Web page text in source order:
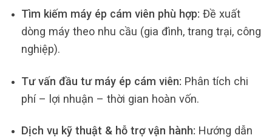
Tìm kiếm máy ép cám viên phù hợp: Đề xuất
dòng máy theo nhu cầu (gia đình, trang trại, công
nghiệp).
Tư vấn đầu tư máy ép cám viên: Phân tích chi
phí – lợi nhuận – thời gian hoàn vốn.
Dịch vụ kỹ thuật & hỗ trợ vận hành: Hướng dẫn